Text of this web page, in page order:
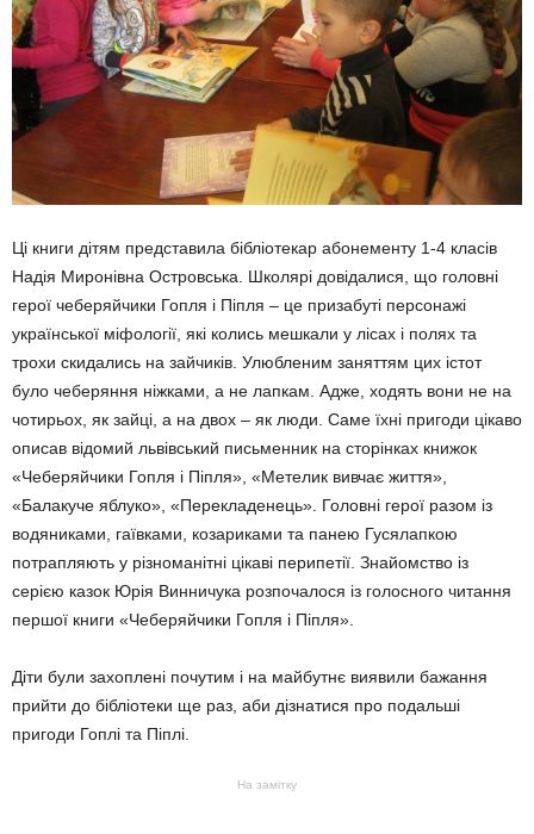
Ці книги дітям представила бібліотекар абонементу 1-4 класів
Надія Миронівна Островська. Школярі довідалися, що головні
герої чеберяйчики Гопля і Піпля – це призабуті персонажі
української міфології, які колись мешкали у лісах і полях та
трохи скидались на зайчиків. Улюбленим заняттям цих істот
було чеберяння ніжками, а не лапкам. Адже, ходять вони не на
чотирьох, як зайці, а на двох – як люди. Саме їхні пригоди цікаво
описав відомий львівський письменник на сторінках книжок
«Чеберяйчики Гопля і Піпля», «Метелик вивчає життя»,
«Балакуче яблуко», «Перекладенець». Головні герої разом із
водяниками, гаївками, козариками та панею Гусялапкою
потрапляють у різноманітні цікаві перипетії. Знайомство із
серією казок Юрія Винничука розпочалося із голосного читання
першої книги «Чеберяйчики Гопля і Піпля».
Діти були захоплені почутим і на майбутнє виявили бажання
прийти до бібліотеки ще раз, аби дізнатися про подальші
пригоди Гоплі та Піплі.
На замітку